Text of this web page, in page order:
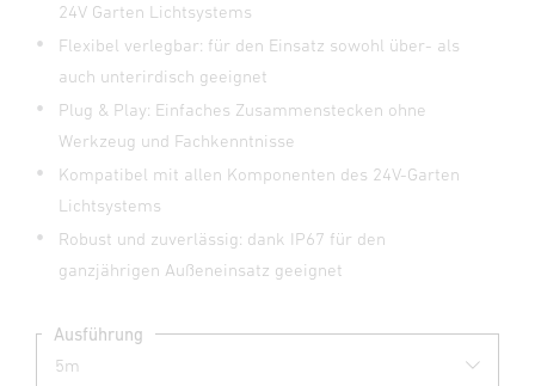
24V Garten Lichtsystems
Flexibel verlegbar: für den Einsatz sowohl über- als
auch unterirdisch geeignet
Plug & Play: Einfaches Zusammenstecken ohne
Werkzeug und Fachkenntnisse
Kompatibel mit allen Komponenten des 24V-Garten
Lichtsystems
Robust und zuverlässig: dank IP67 für den
ganzjährigen Außeneinsatz geeignet
Ausführung